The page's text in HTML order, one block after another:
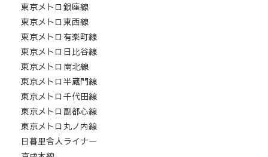
東京メトロ銀座線
東京メトロ東西線
東京メトロ有楽町線
東京メトロ日比谷線
東京メトロ南北線
東京メトロ半蔵門線
東京メトロ千代田線
東京メトロ副都心線
東京メトロ丸ノ内線
日暮里舎人ライナー